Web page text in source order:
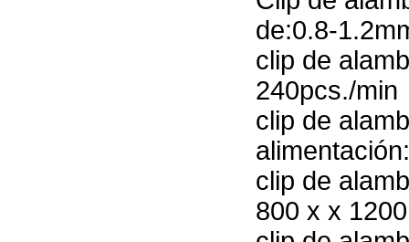
de:0.8-
clip de
240pcs./min
clip de
clip de
800 x x